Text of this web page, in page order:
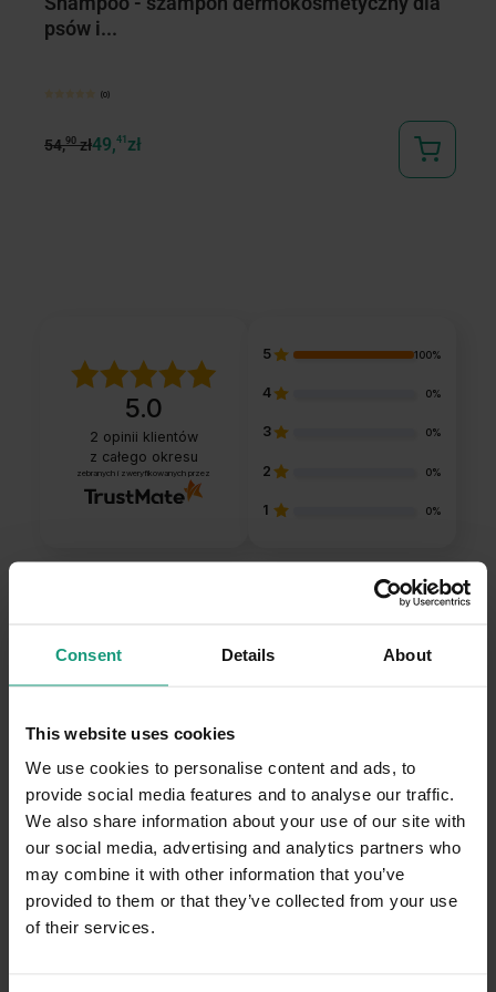
Consent Details About
This website uses cookies
We use cookies to personalise content and ads, to
provide social media features and to analyse our traffic.
We also share information about your use of our site with
our social media, advertising and analytics partners who
may combine it with other information that you’ve
provided to them or that they’ve collected from your use
of their services.
psów i...
(0)
54,90zł49,41 zł
5.0
2 opinii klientów
z całego okresu
zebranych i zweryfikowanych przez
5 100%
4 0%
3 0%
2 0%
1 0%
Opinie klientów
Wyczyść Szukaj
Dariusz